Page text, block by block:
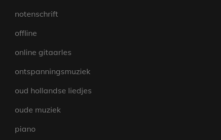
notenschrift
offline
online gitaarles
ontspanningsmuziek
oud hollandse liedjes
oude muziek
piano